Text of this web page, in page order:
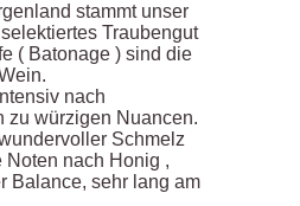
stammt unser
Traubengut
( Batonage ) sind die
nach
zu würzigen Nuancen.
Schmelz
Noten nach Honig ,
Balance, sehr lang am